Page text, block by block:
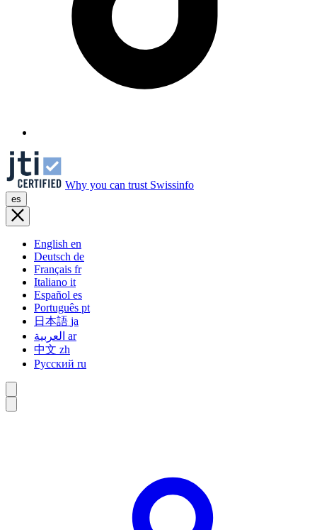
Why you can trust Swissinfo
es
English en
Deutsch de
Français fr
Italiano it
Español es
Português pt
日本語 ja
ar
中文 zh
Русский ru